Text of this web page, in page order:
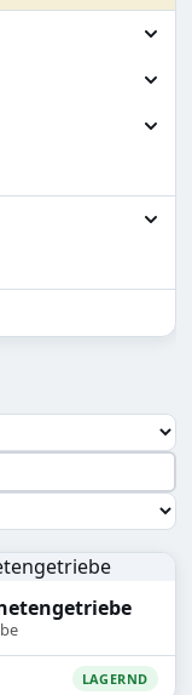
den neuen
Planetengetriebe
LAGERND